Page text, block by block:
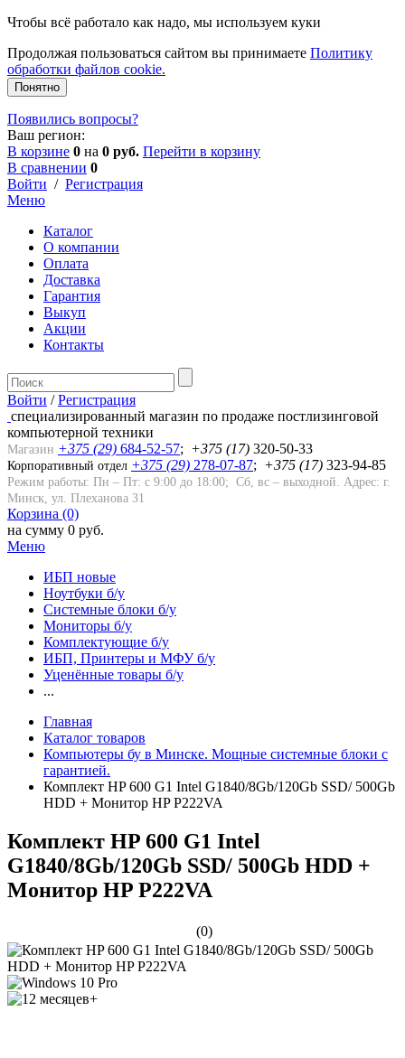
Чтобы всё работало как надо, мы используем куки
Продолжая пользоваться сайтом вы принимаете Политику
обработки файлов cookie.
Понятно
Появились вопросы?
Ваш регион:
В корзине 0 на 0 руб. Перейти в корзину
В сравнении 0
Войти / Регистрация
Меню
Каталог
О компании
Оплата
Доставка
Гарантия
Выкуп
Акции
Контакты
Войти / Регистрация
cпециализированный магазин по продаже постлизинговой
компьютерной техники
Магазин +375 (29) 684-52-57; +375 (17) 320-50-33
Корпоративный отдел +375 (29) 278-07-87; +375 (17) 323-94-85
Режим работы: Пн – Пт: с 9:00 до 18:00; Сб, вс – выходной. Адрес: г.
Минск, ул. Плеханова 31
Корзина (0)
на сумму 0 руб.
Меню
ИБП новые
Ноутбуки б/у
Системные блоки б/у
Мониторы б/у
Комплектующие б/у
ИБП, Принтеры и МФУ б/у
Уценённые товары б/у
...
Главная
Каталог товаров
Компьютеры бу в Минске. Мощные системные блоки с
гарантией.
Комплект HP 600 G1 Intel G1840/8Gb/120Gb SSD/ 500Gb
HDD + Монитор HP P222VA
Комплект HP 600 G1 Intel
G1840/8Gb/120Gb SSD/ 500Gb HDD +
Монитор HP P222VA
(0)